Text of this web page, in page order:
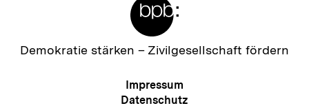
Zur
Demokratie stärken – Zivilgesellschaft fördern
Meta-
Navigation
Impressum
Datenschutz